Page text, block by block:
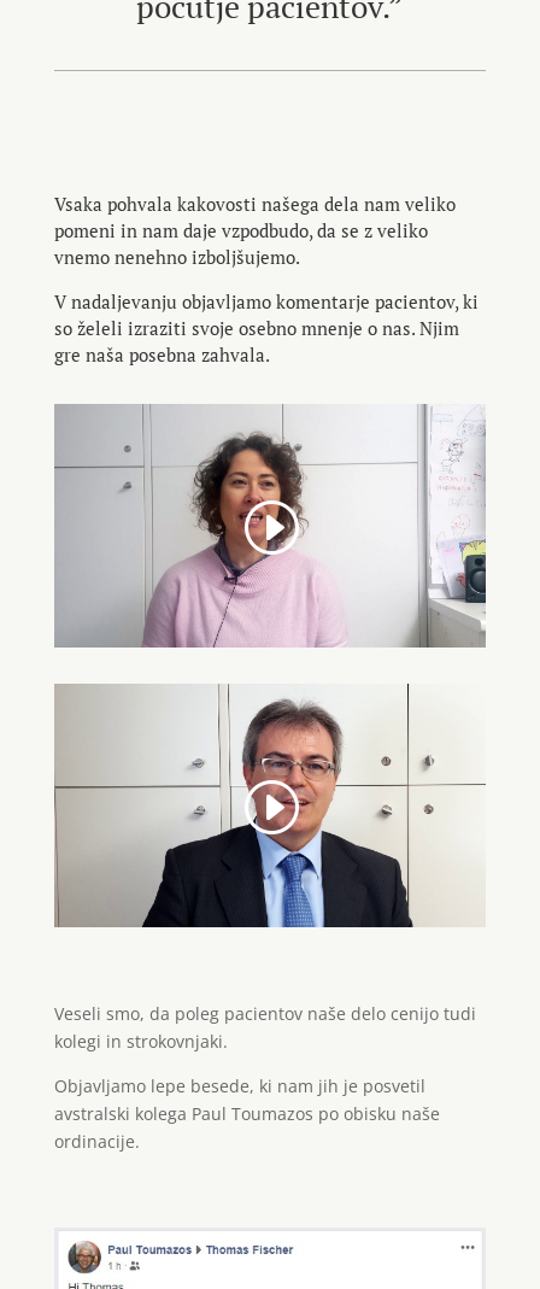
Vsaka pohvala kakovosti našega dela nam veliko
pomeni in nam daje vzpodbudo, da se z veliko
vnemo nenehno izboljšujemo.
V nadaljevanju objavljamo komentarje pacientov, ki
so želeli izraziti svoje osebno mnenje o nas. Njim
gre naša posebna zahvala.
Veseli smo, da poleg pacientov naše delo cenijo tudi
kolegi in strokovnjaki.
Objavljamo lepe besede, ki nam jih je posvetil
avstralski kolega Paul Toumazos po obisku naše
ordinacije.